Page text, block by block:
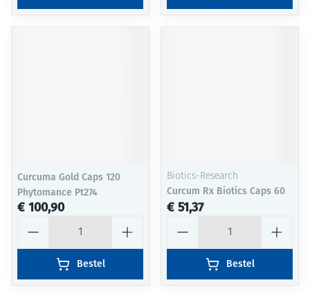
Curcuma Gold Caps 120
Phytomance Pt274
€ 100,90
Bestel
Biotics-Research
Curcum Rx Biotics Caps 60
€ 51,37
Bestel